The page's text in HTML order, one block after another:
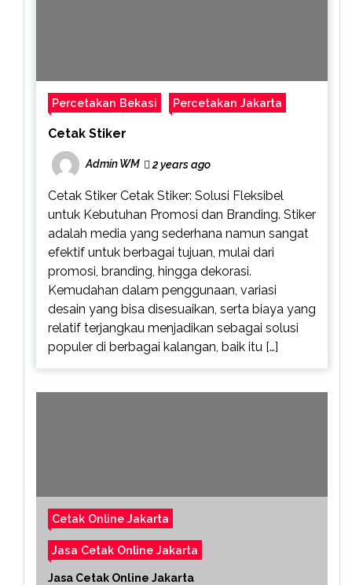
Percetakan Bekasi Percetakan Jakarta
Cetak Stiker
Admin WM 2 years ago
Cetak Stiker Cetak Stiker: Solusi Fleksibel
untuk Kebutuhan Promosi dan Branding. Stiker
adalah media yang sederhana namun sangat
efektif untuk berbagai tujuan, mulai dari
promosi, branding, hingga dekorasi.
Kemudahan dalam penggunaan, variasi
desain yang bisa disesuaikan, serta biaya yang
relatif terjangkau menjadikan sebagai solusi
populer di berbagai kalangan, baik itu […]
Cetak Online Jakarta
Jasa Cetak Online Jakarta
Jasa Cetak Online Jakarta